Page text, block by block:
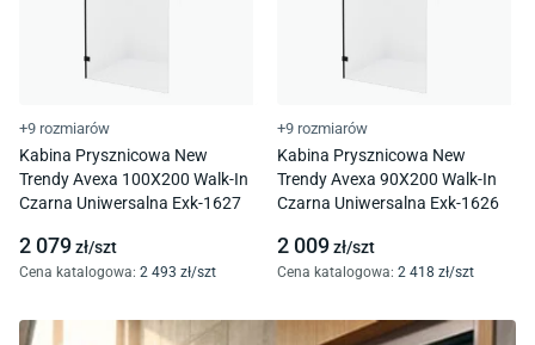
+9 rozmiarów
Kabina Prysznicowa New
Trendy Avexa 100X200 Walk-In
Czarna Uniwersalna Exk-1627
2 079zł/szt
Cena katalogowa: 2 493 zł/szt
+9 rozmiarów
Kabina Prysznicowa New
Trendy Avexa 90X200 Walk-In
Czarna Uniwersalna Exk-1626
2 009zł/szt
Cena katalogowa: 2 418 zł/szt